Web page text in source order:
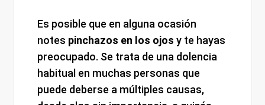
Es posible que en alguna ocasión
notes pinchazos en los ojos y te hayas
preocupado. Se trata de una dolencia
habitual en muchas personas que
puede deberse a múltiples causas,